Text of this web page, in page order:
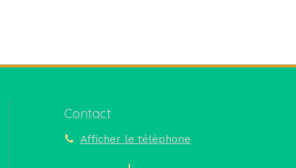
Contact
Afficher le téléphone